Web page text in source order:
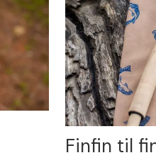
Finfin til